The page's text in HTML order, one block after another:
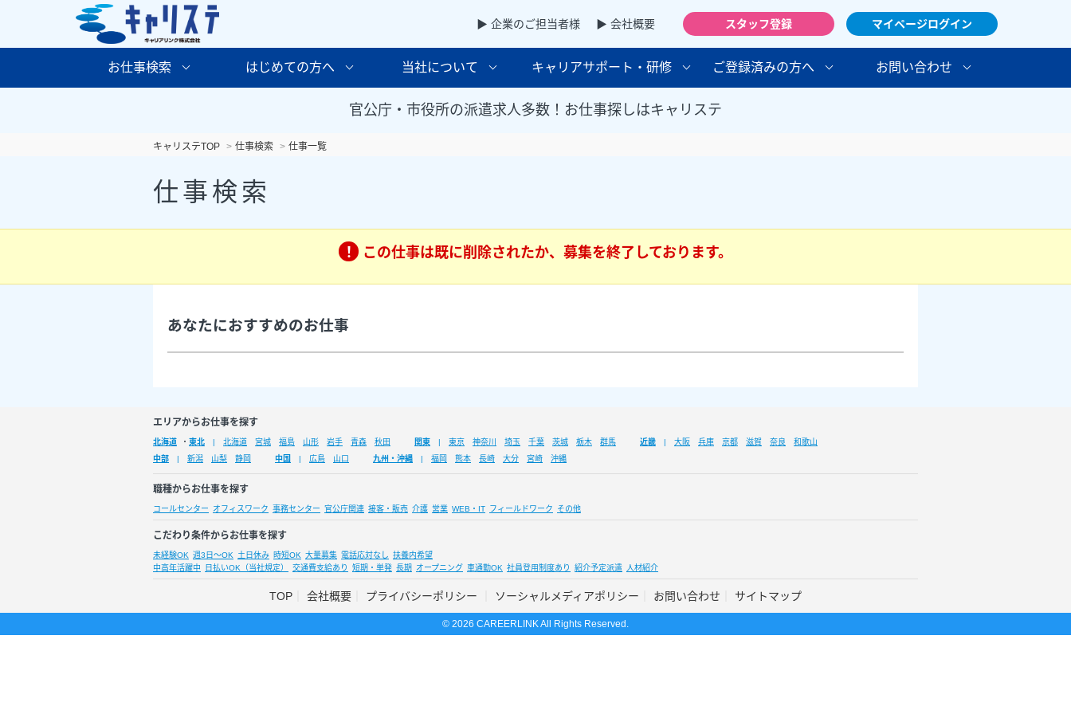
▶ 企業のご担当者様 ▶ 会社概要 スタッフ登録 マイページログイン
お仕事検索 はじめての方へ 当社について キャリアサポート・研修 ご登録済みの方へ お問い合わせ
官公庁・市役所の派遣求人多数！お仕事探しはキャリステ
キャリステTOP 仕事検索 仕事一覧
仕事検索
この仕事は既に削除されたか、募集を終了しております。
あなたにおすすめのお仕事
エリアからお仕事を探す
北海道 ・ 東北 北海道 宮城 福島 山形 岩手 青森 秋田 関東 東京 神奈川 埼玉 千葉 茨城 栃木 群馬 近畿 大阪 兵庫 京都 滋賀 奈良
和歌山
中部
新潟 山梨 静岡 中国 広島 山口 九州・沖縄 福岡 熊本 長崎 大分 宮崎 沖縄
職種からお仕事を探す
コールセンター オフィスワーク 事務センター 官公庁関連 接客・販売 介護 営業 WEB・IT フィールドワーク その他
こだわり条件からお仕事を探す
未経験OK 週3日～OK 土日休み 時短OK 大量募集 電話応対なし 扶養内希望
中高年活躍中
日払いOK（当社規定） 交通費支給あり 短期・単発 長期 オープニング 車通勤OK 社員登用制度あり 紹介予定派遣 人材紹介
TOP 会社概要 プライバシーポリシー ソーシャルメディアポリシー お問い合わせ サイトマップ
© 2026 CAREERLINK All Rights Reserved.